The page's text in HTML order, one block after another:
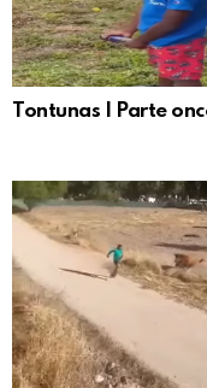
Tontunas | Parte